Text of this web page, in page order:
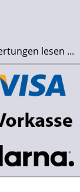
lesen ...